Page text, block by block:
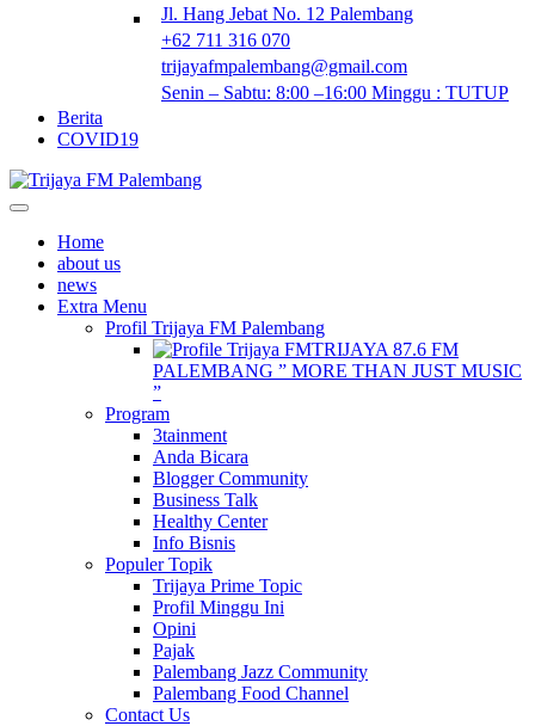
Jl. Hang Jebat No. 12 Palembang
+62 711 316 070
trijayafmpalembang@gmail.com
Senin – Sabtu: 8:00 –16:00 Minggu : TUTUP
Berita
COVID19
Home
about us
news
Extra Menu
Profil Trijaya FM Palembang
TRIJAYA 87.6 FM
PALEMBANG ” MORE THAN JUST MUSIC
”
Program
3tainment
Anda Bicara
Blogger Community
Business Talk
Healthy Center
Info Bisnis
Populer Topik
Trijaya Prime Topic
Profil Minggu Ini
Opini
Pajak
Palembang Jazz Community
Palembang Food Channel
Contact Us